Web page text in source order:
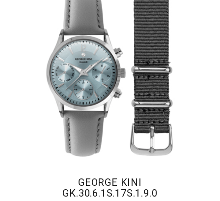
GEORGE KINI
GK.30.6.1S.17S.1.9.0